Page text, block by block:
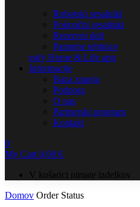
Robotski sesalniki
Pokončni sesalniki
Rezervni deli
Pametne tehtnice
eufy Home & Life app
Informacije
Baza znanja
Podpora
O nas
Partnerski program
Kontakt
0
My Cart0,00 €
V košarici nimate izdelkov
Domov Order Status